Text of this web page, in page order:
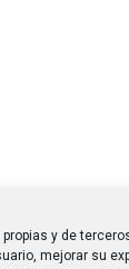
y de
mejorar su